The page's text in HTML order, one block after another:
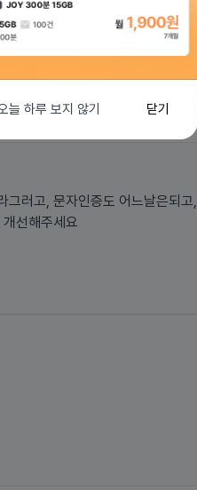
그러고, 문자인증도 어느날은되고,
선해주세요
늘 하루 보지 않기 닫기